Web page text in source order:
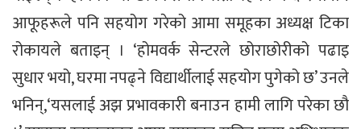
आफूहरूले पनि सहयोग गरेको आमा समूहका अध्यक्ष टिका
रोकायले बताइन् । ‘होमवर्क सेन्टरले छोराछोरीको पढाइ
सुधार भयो, घरमा नपढ्ने विद्यार्थीलाई सहयोग पुगेको छ’ उनले
भनिन्,‘यसलाई अझ प्रभावकारी बनाउन हामी लागि परेका छौ